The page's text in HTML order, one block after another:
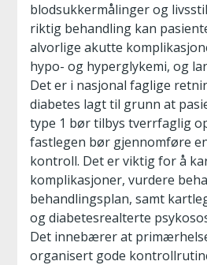
blodsukkermålinger og
riktig behandling kan
alvorlige akutte
hypo- og hyperglykemi, og
Det er i nasjonal faglige
diabetes lagt til grunn at
type 1 bør tilbys tverrfaglig
fastlegen bør gjennomføre
kontroll. Det er viktig for å
komplikasjoner, vurdere
behandlingsplan, samt
og diabetesrealterte
Det innebærer at
organisert gode